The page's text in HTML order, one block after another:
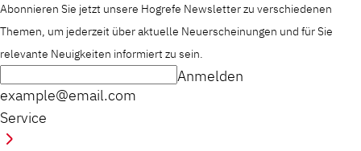
Abonnieren Sie jetzt unsere Hogrefe Newsletter zu verschiedenen
Themen, um jederzeit über aktuelle Neuerscheinungen und für Sie
relevante Neuigkeiten informiert zu sein.
example@email.com
Anmelden
Service